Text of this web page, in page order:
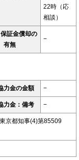
22時（応
相談）
証金償却の
有無
−
力金の金額 −
力金：備考 −
京都知事(4)第85509